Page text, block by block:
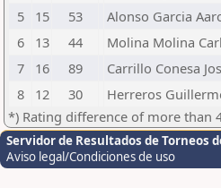
5
15 53 Alonso Garcia
6
13 44 Molina Molina
7
16 89 Carrillo Conesa
8
12 30 Herreros
*) Rating difference of more than
Servidor de Resultados de Torneos
Aviso legal/Condiciones de uso